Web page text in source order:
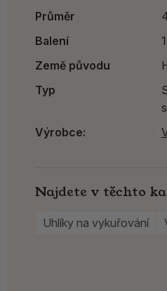
Průměr
Balení
Země původu
Typ
Výrobce:
Najdete v těchto
Uhlíky na vykuřování